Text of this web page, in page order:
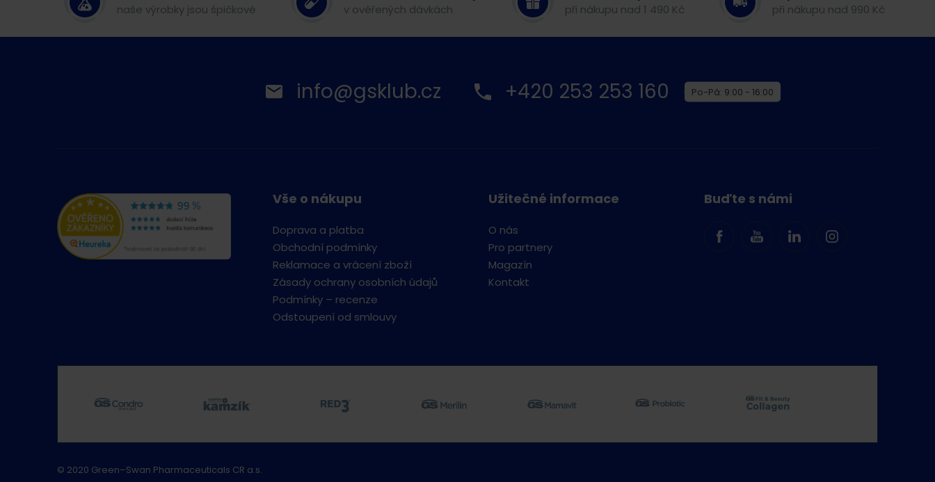
naše výrobky jsou špičkové
v ověřených dávkách
při nákupu nad 1 490 Kč
při nákupu nad 990 Kč
info@gsklub.cz +420 253 253 160 Po-Pá: 9:00 - 16:00
Vše o nákupu
Doprava a platba
Obchodní podmínky
Reklamace a vrácení zboží
Zásady ochrany osobních údajů
Podmínky – recenze
Odstoupení od smlouvy
Užitečné informace
O nás
Pro partnery
Magazín
Kontakt
Buďte s námi
© 2020 Green–Swan Pharmaceuticals CR a.s.